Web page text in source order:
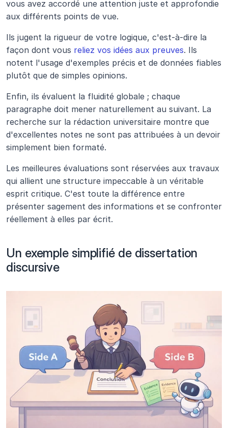
vous avez accordé une attention juste et approfondie
aux différents points de vue.
Ils jugent la rigueur de votre logique, c'est-à-dire la
façon dont vous reliez vos idées aux preuves. Ils
notent l'usage d'exemples précis et de données fiables
plutôt que de simples opinions.
Enfin, ils évaluent la fluidité globale ; chaque
paragraphe doit mener naturellement au suivant. La
recherche sur la rédaction universitaire montre que
d'excellentes notes ne sont pas attribuées à un devoir
simplement bien formaté.
Les meilleures évaluations sont réservées aux travaux
qui allient une structure impeccable à un véritable
esprit critique. C'est toute la différence entre
présenter sagement des informations et se confronter
réellement à elles par écrit.
Un exemple simplifié de dissertation
discursive